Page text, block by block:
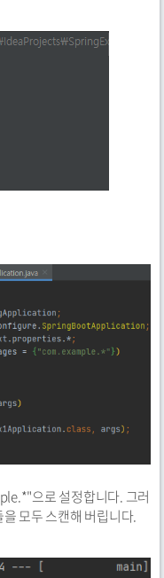
으로 설정합니다. 그러
모두 스캔해 버립니다.